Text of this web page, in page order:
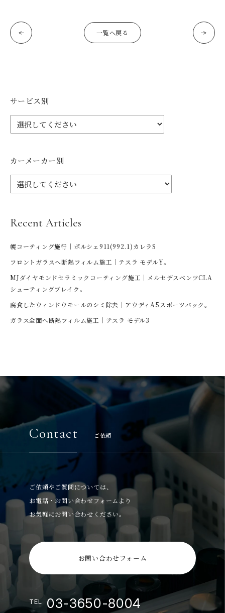
一覧へ戻る
サービス別
カーメーカー別
Recent Articles
幌コーティング施行｜ポルシェ911(992.1)カレラS
フロントガラスへ断熱フィルム施工｜テスラ モデルY。
MJダイヤモンドセラミックコーティング施工｜メルセデスベンツCLA
シューティングブレイク。
腐食したウィンドウモールのシミ除去｜アウディA5スポーツバック。
ガラス全面へ断熱フィルム施工｜テスラ モデル3
Contact ご依頼
ご依頼やご質問については、
お電話・お問い合わせフォームより
お気軽にお問い合わせください。
お問い合わせフォーム
TEL 03-3650-8004